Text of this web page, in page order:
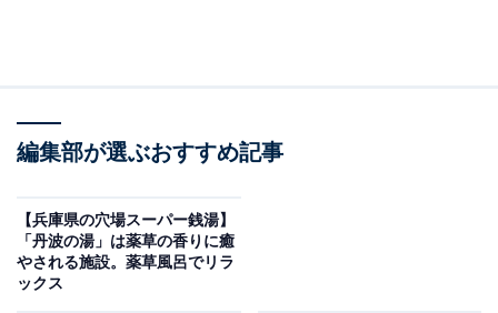
「All About ニュース」は、ネットの話題から世の中の動きまで、暮
らしの中にあふれる「なぜ？」「どうして？」を分かりやすく伝え
るAll About発のニュースメディアです。お金や仕事、恋愛、ITに関
報やSNSで話題のトピックスを紹介しています。
※本記事で紹介している商品の購入やサービスの利用により、売上の一部が
オールアバウトに還元されることがあります。
「とがやま温泉 天女の湯」は誰もがリフレッシュ
編集部が選ぶおすすめ記事
【兵庫県の穴場スーパー銭湯】
「丹波の湯」は薬草の香りに癒
やされる施設。薬草風呂でリラ
ックス